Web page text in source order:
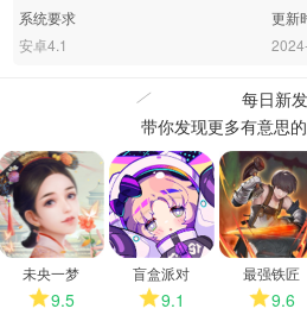
系统要求
安卓4.1
更新
每日新
带你发现更多有意思
未央一梦
9.5
盲盒派对
9.1
最强铁匠
9.6